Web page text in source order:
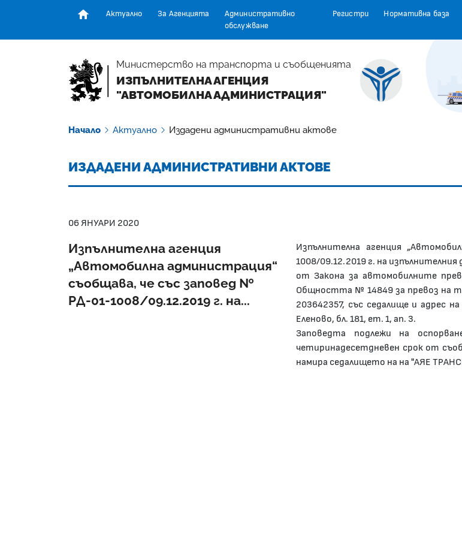
Актуално За Агенцията
Административно
обслужване
Регистри Нормативна база
Министерство на транспорта и съобщенията
ИЗПЪЛНИТЕЛНА АГЕНЦИЯ
"АВТОМОБИЛНА АДМИНИСТРАЦИЯ"
Начало Актуално Издадени административни актове
ИЗДАДЕНИ АДМИНИСТРАТИВНИ АКТОВЕ
06 ЯНУАРИ 2020
Изпълнителна агенция
„Автомобилна администрация“
съобщава, че със заповед №
РД-01-1008/09.12.2019 г. на...
Изпълнителна агенция
1008/09.12.2019 г. на изпълнителния
от Закона за автомобилните
Общността № 14849 за превоз на
203642357, със седалище и адрес
Еленово, бл. 181, ет. 1, ап. 3.
Заповедта подлежи на
четиринадесетдневен срок от
намира седалището на на "АЯЕ